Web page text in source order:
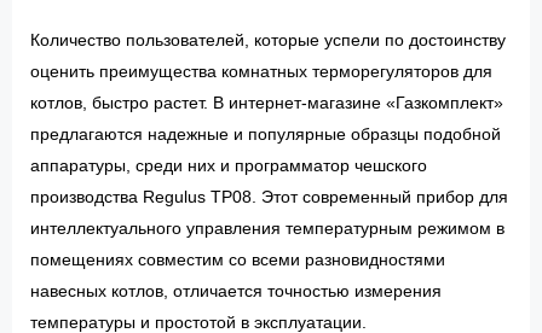
Количество пользователей, которые успели по достоинству
оценить преимущества комнатных терморегуляторов для
котлов, быстро растет. В интернет-магазине «Газкомплект»
предлагаются надежные и популярные образцы подобной
аппаратуры, среди них и программатор чешского
производства Regulus TP08. Этот современный прибор для
интеллектуального управления температурным режимом в
помещениях совместим со всеми разновидностями
навесных котлов, отличается точностью измерения
температуры и простотой в эксплуатации.